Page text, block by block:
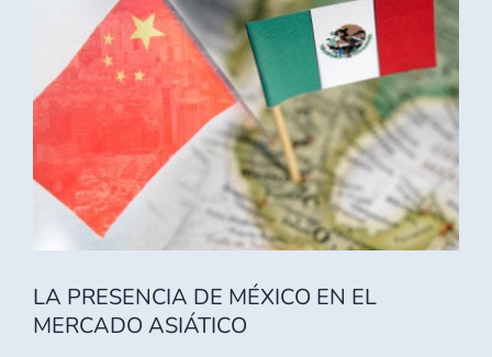
grande
LA PRESENCIA DE MÉXICO EN EL
MERCADO ASIÁTICO